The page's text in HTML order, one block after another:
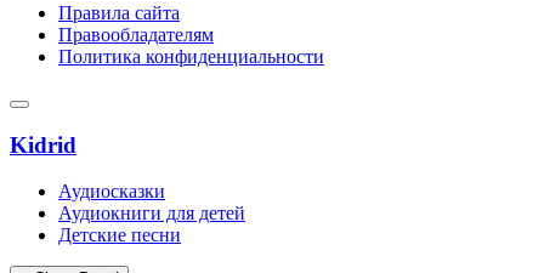
Правила сайта
Правообладателям
Политика конфиденциальности
Kidrid
Аудиосказки
Аудиокниги для детей
Детские песни